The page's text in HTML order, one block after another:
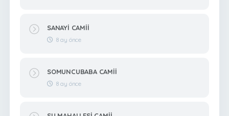
SANAYİ CAMİİ
8 ay önce
SOMUNCUBABA CAMİİ
8 ay önce